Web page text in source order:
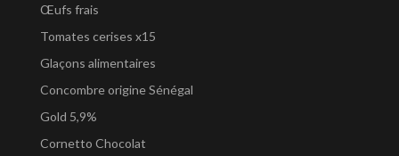
Œufs frais
Tomates cerises x15
Glaçons alimentaires
Concombre origine Sénégal
Gold 5,9%
Cornetto Chocolat